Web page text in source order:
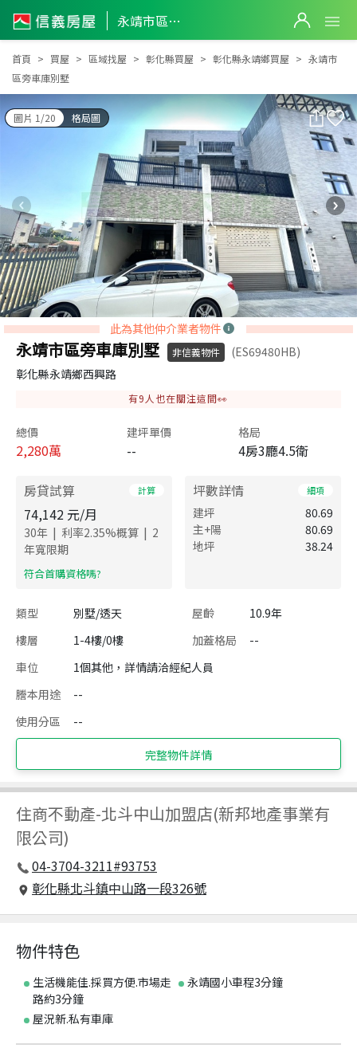
永靖市區旁車庫別墅
永靖市區旁車庫別墅
首頁 買屋 區域找屋 彰化縣買屋 彰化縣永靖鄉買屋
永靖市
區旁車庫別墅
圖片 1/20 格局圖
此為其他仲介業者物件
永靖市區旁車庫別墅 非信義物件
(ES69480HB)
彰化縣永靖鄉西興路
有9 人也在關注這間👀
總價
2,280萬
建坪單價
--
格局
4房3廳4.5衛
房貸試算 計算
74,142 元/月
30年 | 利率2.35%概算 | 2
年寬限期
​符合首購資格嗎?
坪數詳情 細項
建坪
80.69
主+陽
80.69
地坪
38.24
類型 別墅/透天 屋齡
10.9年
樓層
1-4樓/0樓 加蓋格局
--
車位
1個其他，詳情請洽經紀人員
謄本用途
--
使用分區
--
完整物件詳情
住商不動產-北斗中山加盟店(新邦地產事業有
限公司)
04-3704-3211#93753
彰化縣北斗鎮中山路一段326號
物件特色
生活機能佳.採買方便.市場走
路約3分鐘
永靖國小車程3分鐘
屋況新.私有車庫